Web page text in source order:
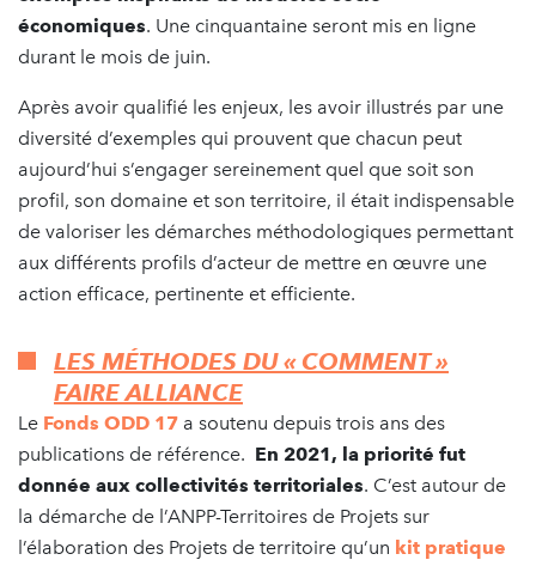
économiques. Une cinquantaine seront mis en ligne
durant le mois de juin.
Après avoir qualifié les enjeux, les avoir illustrés par une
diversité d’exemples qui prouvent que chacun peut
aujourd’hui s’engager sereinement quel que soit son
profil, son domaine et son territoire, il était indispensable
de valoriser les démarches méthodologiques permettant
aux différents profils d’acteur de mettre en œuvre une
action efficace, pertinente et efficiente.
LES MÉTHODES DU « COMMENT »
FAIRE ALLIANCE
Le Fonds ODD 17 a soutenu depuis trois ans des
publications de référence. En 2021, la priorité fut
donnée aux collectivités territoriales. C’est autour de
la démarche de l’ANPP-Territoires de Projets sur
l’élaboration des Projets de territoire qu’un kit pratique